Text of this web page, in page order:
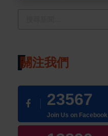
關注我們
23567
Join Us on Facebook